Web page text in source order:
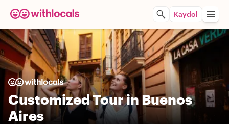
Kaydol
Customized Tour in Buenos
Aires